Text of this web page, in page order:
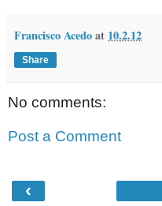
Francisco Acedoat 10.2.12
Share
No comments:
Post a Comment
‹